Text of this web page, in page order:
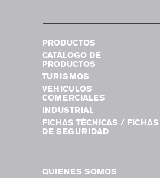
PRODUCTOS
CATÁLOGO DE
PRODUCTOS
TURISMOS
VEHICULOS
COMERCIALES
INDUSTRIAL
FICHAS TÉCNICAS / FICHAS
DE SEGURIDAD
QUIENES SOMOS